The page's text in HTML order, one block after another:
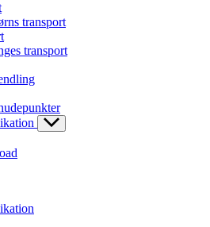
transport
transport